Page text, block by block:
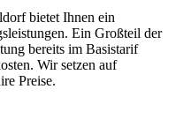
bietet Ihnen ein
Ein Großteil der
bereits im Basistarif
Wir setzen auf
Preise.